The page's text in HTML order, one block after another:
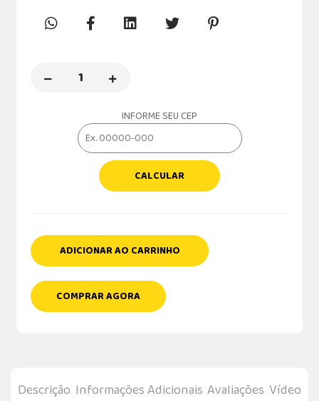
INFORME SEU CEP
CALCULAR
ADICIONAR AO CARRINHO
COMPRAR AGORA
Descrição Informações Adicionais Avaliações Vídeo